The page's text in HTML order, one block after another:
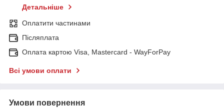
Детальніше
Оплатити частинами
Післяплата
Оплата картою Visa, Mastercard - WayForPay
Всі умови оплати
Умови повернення